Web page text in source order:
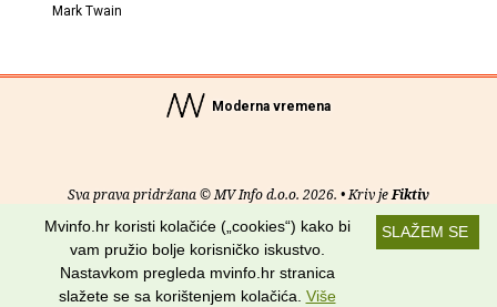
Mark Twain
Moderna vremena
Sva prava pridržana © MV Info d.o.o. 2026. • Kriv jeFiktiv
Uvjeti korištenja RSS kanali
Potraži nas na:
SLAŽEM SE
Mvinfo.hr koristi kolačiće („cookies“) kako bi
vam pružio bolje korisničko iskustvo.
Nastavkom pregleda mvinfo.hr stranica
slažete se sa korištenjem kolačića. Više